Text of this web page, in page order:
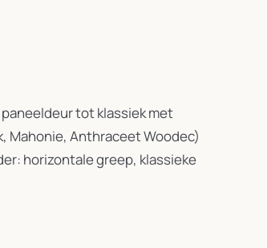
tot klassiek met
Mahonie, Anthraceet Woodec)
horizontale greep, klassieke